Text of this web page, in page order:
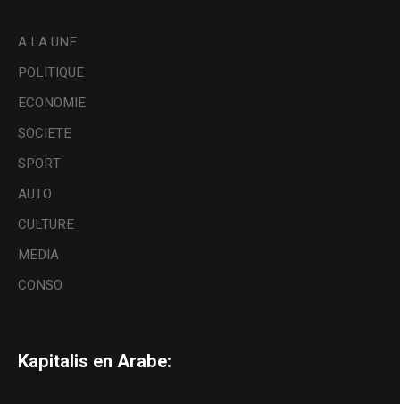
A LA UNE
POLITIQUE
ECONOMIE
SOCIETE
SPORT
AUTO
CULTURE
MEDIA
CONSO
Kapitalis en Arabe: